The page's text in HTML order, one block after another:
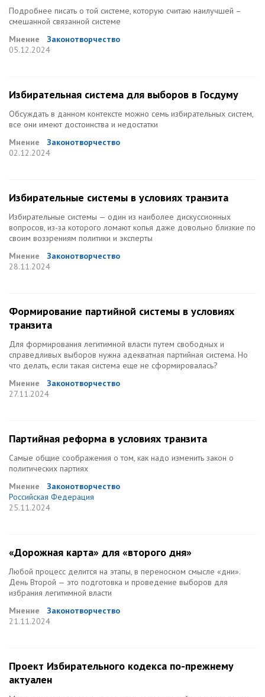
Подробнее писать о той системе, которую считаю наилучшей –
смешанной связанной системе
Мнение
Законотворчество
05.12.2024
Избирательная система для выборов в Госдуму
Обсуждать в данном контексте можно семь избирательных систем,
все они имеют достоинства и недостатки
Мнение
Законотворчество
02.12.2024
Избирательные системы в условиях транзита
Избирательные системы — один из наиболее дискуссионных
вопросов, из-за которого ломают копья даже довольно близкие по
своим воззрениям политики и эксперты
Мнение
Законотворчество
28.11.2024
Формирование партийной системы в условиях
транзита
Для формирования легитимной власти путем свободных и
справедливых выборов нужна адекватная партийная система. Но
что делать, если такая система еще не сформировалась?
Мнение
Законотворчество
27.11.2024
Партийная реформа в условиях транзита
Самые общие соображения о том, как надо изменить закон о
политических партиях
Мнение
Законотворчество
Российская Федерация
25.11.2024
«Дорожная карта» для «второго дня»
Любой процесс делится на этапы, в переносном смысле «дни».
День Второй — это подготовка и проведение выборов для
избрания легитимной власти
Мнение
Законотворчество
21.11.2024
Проект Избирательного кодекса по-прежнему
актуален